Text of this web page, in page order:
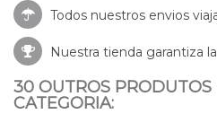
Todos nuestros envios
Nuestra tienda garantiza
30 OUTROS
CATEGORIA: